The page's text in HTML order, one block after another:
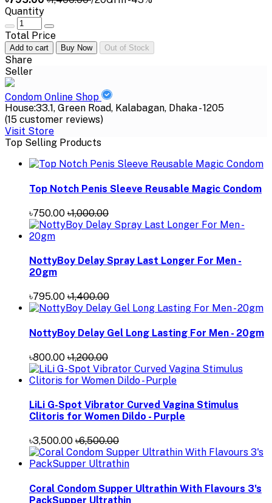
Quantity
Total Price
Add to cart Buy Now Out of Stock
Share
Seller
Condom Online Shop
House:33.1, Green Road, Kalabagan, Dhaka - 1205
(15 customer reviews)
Visit Store
Top Selling Products
Top Notch Penis Sleeve Reusable Magic Condom
৳750.00 ৳1,000.00
NottyBoy Delay Spray Last Longer For Men -
20gm
৳795.00 ৳1,400.00
NottyBoy Delay Gel Long Lasting For Men - 20gm
৳800.00 ৳1,200.00
LiLi G-Spot Vibrator Curved Vagina Stimulus
Clitoris for Women Dildo - Purple
৳3,500.00 ৳6,500.00
Coral Condom Supper Ultrathin With Flavours 3's
PackSupper Ultrathin